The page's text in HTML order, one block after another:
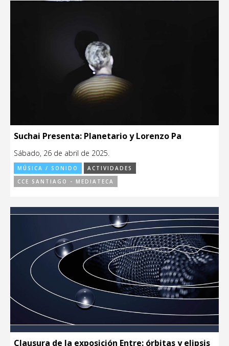
Suchai Presenta: Planetario y Lorenzo Pa
Sábado, 26 de abril de 2025.
MÚSICA / SONIDO
ACTIVIDADES
CCE SANTIAGO - MEDIATECA
Clausura de la exposición Entre: órbitas y elipsis